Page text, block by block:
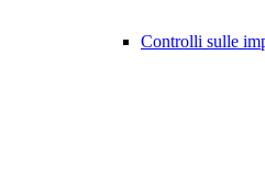
Controlli sulle